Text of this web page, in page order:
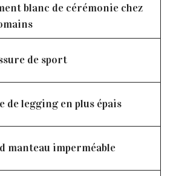
blanc de cérémonie chez
de sport
de legging en plus épais
manteau imperméable